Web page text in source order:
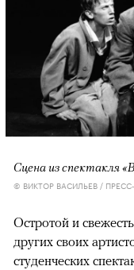
Сцена из спектакля
© ВИКТОР ВАСИЛЬЕВ /
Остротой и
других своих
студенческих